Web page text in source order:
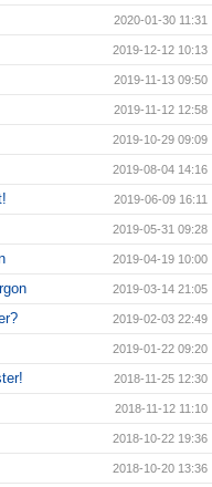
2020-01-30 11:31
2019-12-12 10:13
2019-11-13 09:50
2019-11-12 12:58
2019-10-29 09:09
2019-08-04 14:16
2019-06-09 16:11
2019-05-31 09:28
2019-04-19 10:00
2019-03-14 21:05
2019-02-03 22:49
2019-01-22 09:20
2018-11-25 12:30
2018-11-12 11:10
2018-10-22 19:36
2018-10-20 13:36